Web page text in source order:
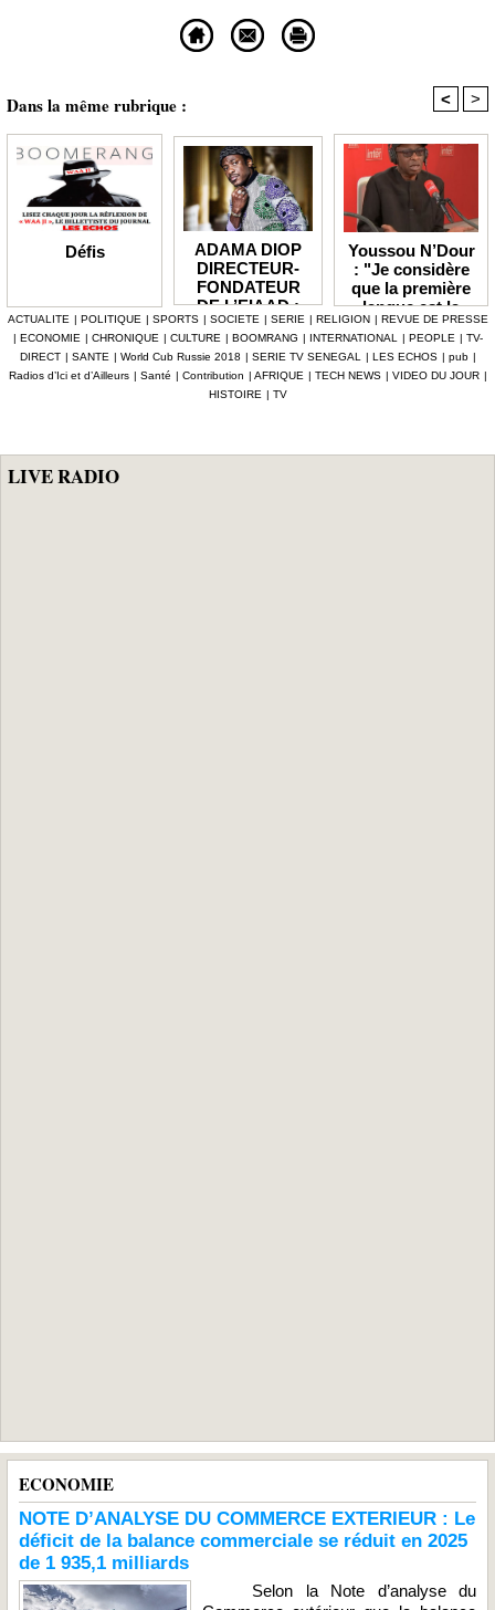
Dans la même rubrique : < >
Défis
ADAMA DIOP
DIRECTEUR-
FONDATEUR
DE L’EIAAD :
«Pas d’industrie
du cinéma au
Sénégal ; le
théâtre mal en
point»
Youssou N’Dour
: "Je considère
que la première
langue est la
musique"
ACTUALITE | POLITIQUE | SPORTS | SOCIETE | SERIE | RELIGION | REVUE DE PRESSE
| ECONOMIE | CHRONIQUE | CULTURE | BOOMRANG | INTERNATIONAL | PEOPLE | TV-
DIRECT | SANTE | World Cub Russie 2018 | SERIE TV SENEGAL | LES ECHOS | pub |
Radios d’Ici et d’Ailleurs | Santé | Contribution | AFRIQUE | TECH NEWS | VIDEO DU JOUR |
HISTOIRE | TV
LIVE RADIO
ECONOMIE
NOTE D’ANALYSE DU COMMERCE EXTERIEUR : Le
déficit de la balance commerciale se réduit en 2025
de 1 935,1 milliards
Selon la Note d’analyse du